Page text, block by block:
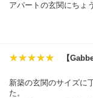
アパートの玄関にちょ
【
新築の玄関のサイズに
た。